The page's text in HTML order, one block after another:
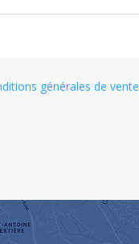
générales de vente